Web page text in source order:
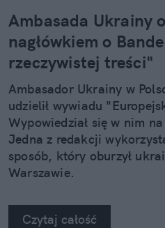
Ambasada Ukrainy
nagłówkiem o
rzeczywistej treści"
Ambasador Ukrainy w
udzielił wywiadu
Wypowiedział się w nim
Jedna z redakcji
sposób, który oburzył
Warszawie.
Czytaj całość